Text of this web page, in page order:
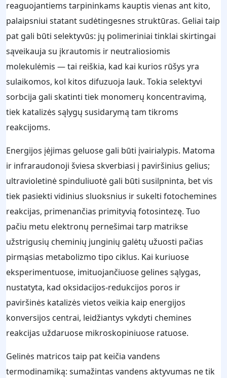
reaguojantiems tarpininkams kauptis vienas ant kito,
palaipsniui statant sudėtingesnes struktūras. Geliai taip
pat gali būti selektyvūs: jų polimeriniai tinklai skirtingai
sąveikauja su įkrautomis ir neutraliosiomis
molekulėmis — tai reiškia, kad kai kurios rūšys yra
sulaikomos, kol kitos difuzuoja lauk. Tokia selektyvi
sorbcija gali skatinti tiek monomerų koncentravimą,
tiek katalizės sąlygų susidarymą tam tikroms
reakcijoms.
Energijos įėjimas geluose gali būti įvairialypis. Matoma
ir infraraudonoji šviesa skverbiasi į paviršinius gelius;
ultravioletinė spinduliuotė gali būti susilpninta, bet vis
tiek pasiekti vidinius sluoksnius ir sukelti fotochemines
reakcijas, primenančias primityvią fotosintezę. Tuo
pačiu metu elektronų pernešimai tarp matrikse
užstrigusių cheminių junginių galėtų užuosti pačias
pirmąsias metabolizmo tipo ciklus. Kai kuriuose
eksperimentuose, imituojančiuose gelines sąlygas,
nustatyta, kad oksidacijos-redukcijos poros ir
paviršinės katalizės vietos veikia kaip energijos
konversijos centrai, leidžiantys vykdyti chemines
reakcijas uždaruose mikroskopiniuose ratuose.
Gelinės matricos taip pat keičia vandens
termodinamiką: sumažintas vandens aktyvumas ne tik